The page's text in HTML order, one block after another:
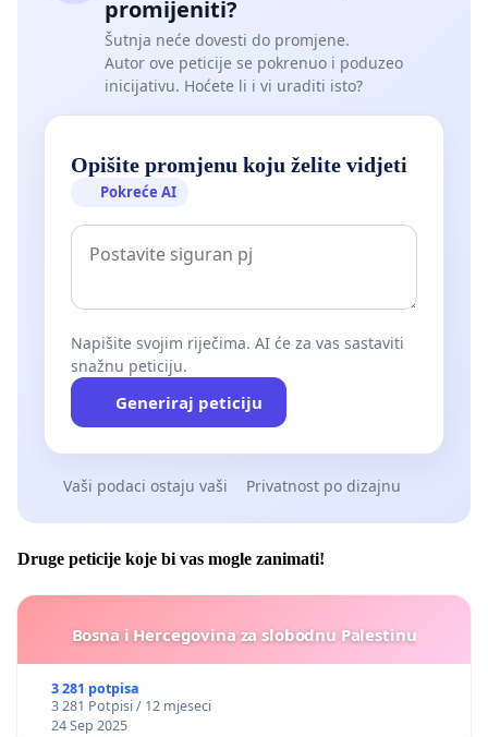
promijeniti?
Šutnja neće dovesti do promjene.
Autor ove peticije se pokrenuo i poduzeo
inicijativu. Hoćete li i vi uraditi isto?
Opišite promjenu koju želite vidjeti
Pokreće AI
Napišite svojim riječima. AI će za vas sastaviti
snažnu peticiju.
Generiraj peticiju
Vaši podaci ostaju vaši Privatnost po dizajnu
Druge peticije koje bi vas mogle zanimati!
Bosna i Hercegovina za slobodnu Palestinu
3 281 potpisa
3 281 Potpisi / 12 mjeseci
24 Sep 2025